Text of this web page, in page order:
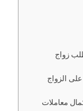
زواج
الزواج
معاملات